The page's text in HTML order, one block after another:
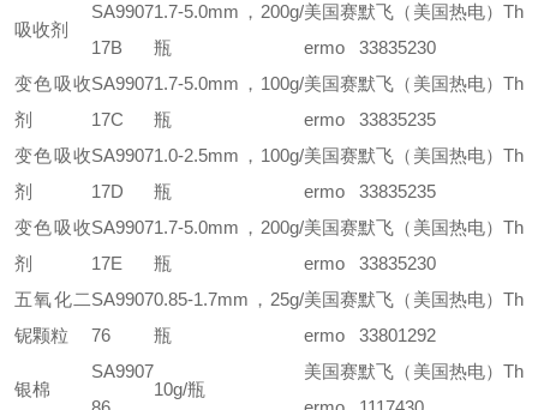
吸收剂
SA9907
17B
1.7-5.0mm，200g/
瓶
美国赛默飞（美国热电）Th
ermo 33835230
变色吸收
剂
SA9907
17C
1.7-5.0mm，100g/
瓶
美国赛默飞（美国热电）Th
ermo 33835235
变色吸收
剂
SA9907
17D
1.0-2.5mm，100g/
瓶
美国赛默飞（美国热电）Th
ermo 33835235
变色吸收
剂
SA9907
17E
1.7-5.0mm，200g/
瓶
美国赛默飞（美国热电）Th
ermo 33835230
五氧化二
铌颗粒
SA9907
76
0.85-1.7mm，25g/
瓶
美国赛默飞（美国热电）Th
ermo 33801292
银棉
SA9907
10g/瓶
美国赛默飞（美国热电）Th